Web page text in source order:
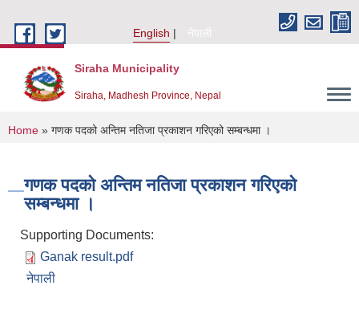
English
नेपाली
Siraha Municipality
Siraha, Madhesh Province, Nepal
You are here
Home » गणक पदको अन्तिम नतिजा प्रकाशन गरिएको सम्बन्धमा ।
गणक पदको अन्तिम नतिजा प्रकाशन गरिएको
सम्बन्धमा ।
Supporting Documents:
Ganak result.pdf
नेपाली